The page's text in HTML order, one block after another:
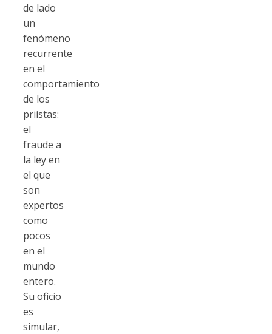
de lado
un
fenómeno
recurrente
en el
comportamiento
de los
priístas:
el
fraude a
la ley en
el que
son
expertos
como
pocos
en el
mundo
entero.
Su oficio
es
simular,